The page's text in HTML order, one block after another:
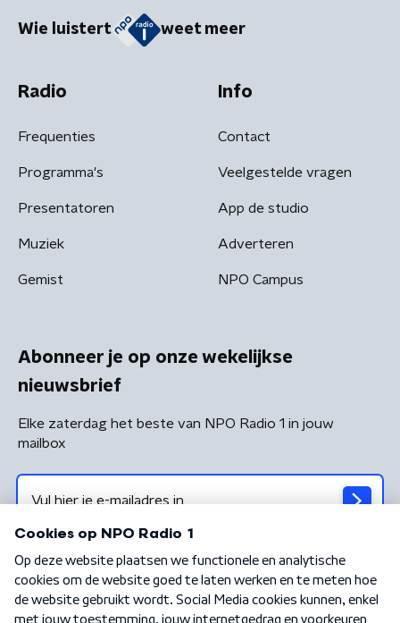
Wie luistert weet meer
Radio
Frequenties
Programma's
Presentatoren
Muziek
Gemist
Info
Contact
Veelgestelde vragen
App de studio
Adverteren
NPO Campus
Abonneer je op onze wekelijkse
nieuwsbrief
Elke zaterdag het beste van NPO Radio 1 in jouw
mailbox
Algemene voorwaarden